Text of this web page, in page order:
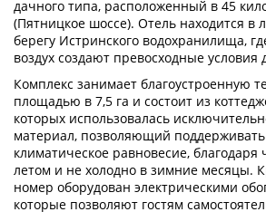
дачного типа, расположенный в 45
(Пятницкое шоссе). Отель находится в
берегу Истринского водохранилища,
воздух создают превосходные условия
Комплекс занимает благоустроенную
площадью в 7,5 га и состоит из
которых использовалась
материал, позволяющий
климатическое равновесие, благодаря
летом и не холодно в зимние месяцы.
номер оборудован электрическими
которые позволяют гостям